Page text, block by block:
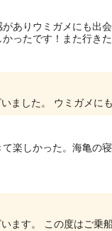
ありウミガメにも出
ったです！また行き
楽しかった。海亀の